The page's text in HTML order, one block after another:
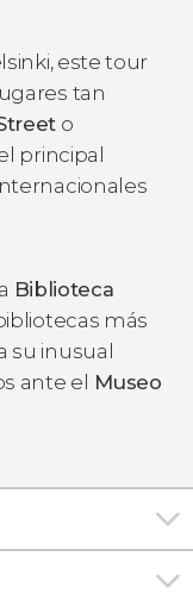
este tour
tan
o
principal
Biblioteca
más
su inusual
ante el Museo